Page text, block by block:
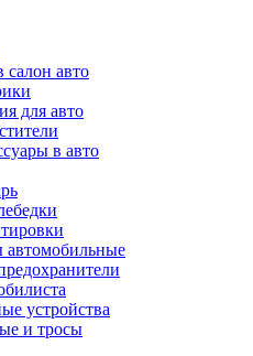
салон авто
для авто
в авто
автомобильные
устройства
и тросы